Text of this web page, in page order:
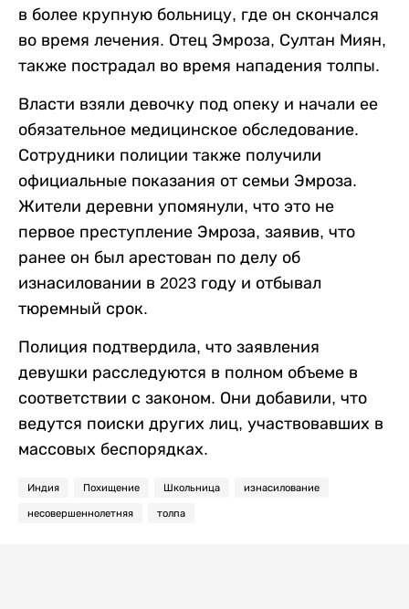
в более крупную больницу, где он скончался
во время лечения. Отец Эмроза, Султан Миян,
также пострадал во время нападения толпы.
Власти взяли девочку под опеку и начали ее
обязательное медицинское обследование.
Сотрудники полиции также получили
официальные показания от семьи Эмроза.
Жители деревни упомянули, что это не
первое преступление Эмроза, заявив, что
ранее он был арестован по делу об
изнасиловании в 2023 году и отбывал
тюремный срок.
Полиция подтвердила, что заявления
девушки расследуются в полном объеме в
соответствии с законом. Они добавили, что
ведутся поиски других лиц, участвовавших в
массовых беспорядках.
Индия Похищение Школьница изнасилование
несовершеннолетняя толпа